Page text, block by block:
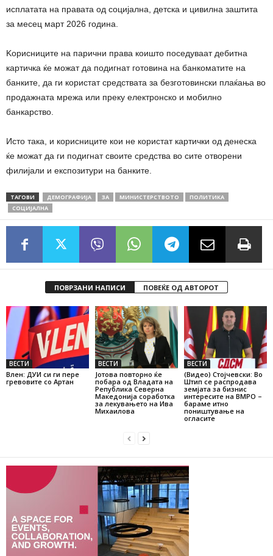
исплатата на правата од социјална, детска и цивилна заштита
за месец март 2026 година.
Kорисниците на парични права коишто поседуваат дебитна
картичка ќе можат да подигнат готовина на банкоматите на
банките, да ги користат средствата за безготовински плаќања во
продажната мрежа или преку електронско и мобилно
банкарство.
Исто така, и корисниците кои не користат картички од денеска
ќе можат да ги подигнат своите средства во сите отворени
филијали и експозитури на банките.
ТАГОВИ ДЕМОГРАФИЈА ЗА МИНИСТЕРСТВОТО
ПОЛИТИКА
СОЦИЈАЛНА
ПОВРЗАНИ НАПИСИ ПОВЕЌЕ ОД АВТОРОТ
ВЕСТИ
Влен: ДУИ си ги пере
гревовите со Артан
ВЕСТИ
Јотова повторно ќе
побара од Владата на
Република Северна
Македонија соработка
за лекувањето на Ива
Михаилова
ВЕСТИ
(Видео) Стојчевски: Во
Штип се распродава
земјата за бизнис
интересите на ВМРО –
бараме итно
поништување на
огласите